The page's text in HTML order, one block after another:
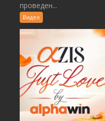
проведен...
Видео